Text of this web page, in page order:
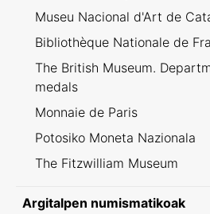
Museu Nacional d'Art de
Bibliothèque Nationale de
The British Museum.
medals
Monnaie de Paris
Potosiko Moneta Nazionala
The Fitzwilliam Museum
Argitalpen numismatikoak